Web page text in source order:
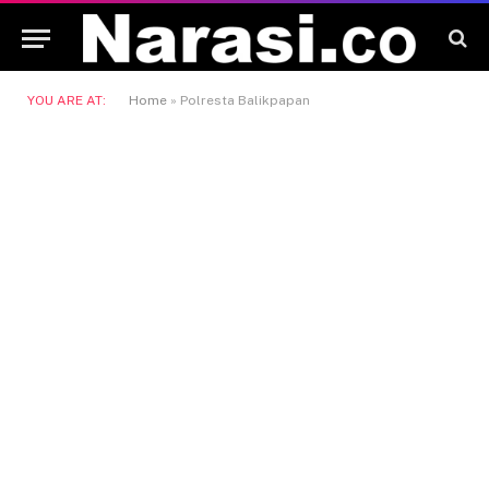
YOU ARE AT: Home » Polresta Balikpapan